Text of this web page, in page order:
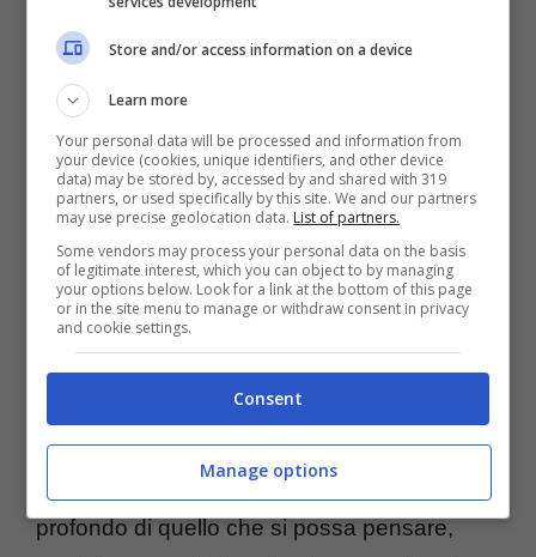
affida al film una media voti di 6,8 su 10. Il
sitoRotten Tomatoes
percentuale di gradimento suGoogleè
dell’82%. Insomma, un thriller che non mette
tutti d’accordo, ma che sicuramente merita
una visione.
Tra pregi e difetti, “Reptile” scuote lo
spettatore
Tra l’altro, il messaggio del film è ben più
profondo di quello che si possa pensare,
Store and/or access information on a device
Learn more
Your personal data will be processed and information from
your device (cookies, unique identifiers, and other device
data) may be stored by, accessed by and shared with 319
partners, or used specifically by this site. We and our partners
may use precise geolocation data. List of partners.
Some vendors may process your personal data on the basis
of legitimate interest, which you can object to by managing
your options below. Look for a link at the bottom of this page
or in the site menu to manage or withdraw consent in privacy
and cookie settings.
Consent
Manage options